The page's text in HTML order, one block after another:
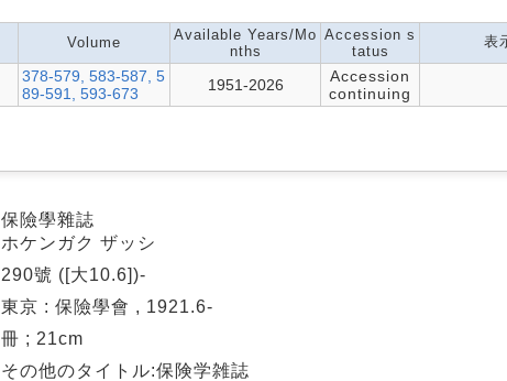
Volume
Available Years/Mo
nths
Accession s
tatus
表
378-579, 583-587, 5
89-591, 593-673
1951-2026
Accession
continuing
保險學雜誌
ホケンガク ザッシ
290號 ([大10.6])-
東京 : 保險學會 , 1921.6-
冊 ; 21cm
その他のタイトル:保険学雑誌